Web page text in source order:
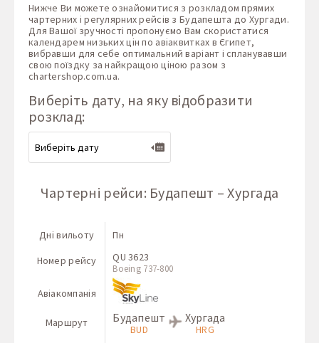
Нижче Ви можете ознайомитися з розкладом прямих
чартерних і регулярних рейсів з Будапешта до Хургади.
Для Вашої зручності пропонуємо Вам скористатися
календарем низьких цін по авіаквитках в Єгипет,
вибравши для себе оптимальний варіант і спланувавши
свою поїздку за найкращою ціною разом з
chartershop.com.ua.
Виберіть дату, на яку відобразити
розклад:
Чартерні рейси: Будапешт – Хургада
Дні вильоту
Номер рейсу
Авіакомпанія
Маршрут
Пн
QU 3623
Boeing 737-800
Будапешт
BUD
Хургада
HRG